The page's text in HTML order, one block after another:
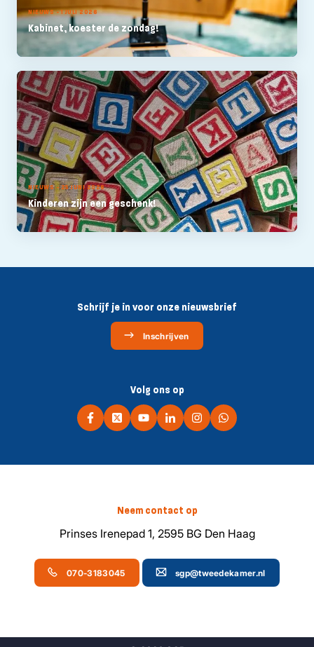
NIEUWS - 1 JULI 2026
Kabinet, koester de zondag!
NIEUWS - 25 JUNI 2026
Kinderen zijn een geschenk!
Schrijf je in voor onze nieuwsbrief
Inschrijven
Volg ons op
Neem contact op
Prinses Irenepad 1, 2595 BG Den Haag
070-3183045 sgp@tweedekamer.nl